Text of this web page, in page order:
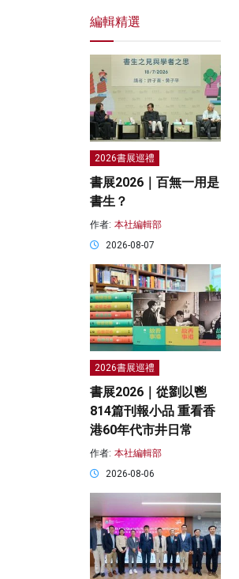
編輯精選
2026書展巡禮
書展2026｜百無一用是
書生？
作者: 本社編輯部
2026-08-07
2026書展巡禮
書展2026｜從劉以鬯
814篇刊報小品 重看香
港60年代市井日常
作者: 本社編輯部
2026-08-06